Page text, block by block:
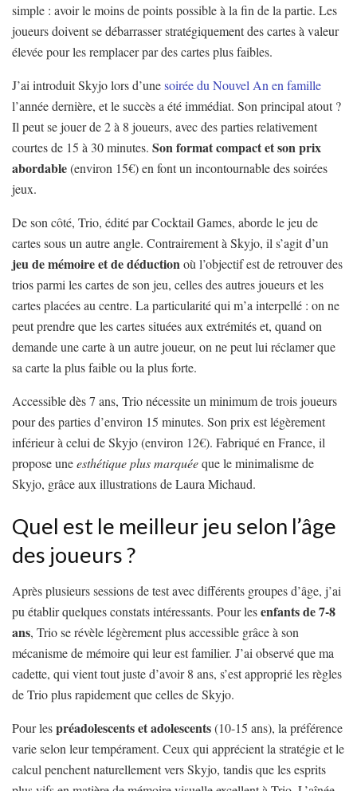
simple : avoir le moins de points possible à la fin de la partie. Les
joueurs doivent se débarrasser stratégiquement des cartes à valeur
élevée pour les remplacer par des cartes plus faibles.
J’ai introduit Skyjo lors d’unesoirée du Nouvel An en famille
l’année dernière, et le succès a été immédiat. Son principal atout ?
Il peut se jouer de 2 à 8 joueurs, avec des parties relativement
courtes de 15 à 30 minutes. Son format compact et son prix
abordable(environ 15€) en font un incontournable des soirées
jeux.
De son côté, Trio, édité par Cocktail Games, aborde le jeu de
cartes sous un autre angle. Contrairement à Skyjo, il s’agit d’un
jeu de mémoire et de déductionoù l’objectif est de retrouver des
trios parmi les cartes de son jeu, celles des autres joueurs et les
cartes placées au centre. La particularité qui m’a interpellé : on ne
peut prendre que les cartes situées aux extrémités et, quand on
demande une carte à un autre joueur, on ne peut lui réclamer que
sa carte la plus faible ou la plus forte.
Accessible dès 7 ans, Trio nécessite un minimum de trois joueurs
pour des parties d’environ 15 minutes. Son prix est légèrement
inférieur à celui de Skyjo (environ 12€). Fabriqué en France, il
propose uneesthétique plus marquéeque le minimalisme de
Skyjo, grâce aux illustrations de Laura Michaud.
Quel est le meilleur jeu selon l’âge
des joueurs ?
Après plusieurs sessions de test avec différents groupes d’âge, j’ai
pu établir quelques constats intéressants. Pour lesenfants de 7-8
ans, Trio se révèle légèrement plus accessible grâce à son
mécanisme de mémoire qui leur est familier. J’ai observé que ma
cadette, qui vient tout juste d’avoir 8 ans, s’est approprié les règles
de Trio plus rapidement que celles de Skyjo.
Pour lespréadolescents et adolescents(10-15 ans), la préférence
varie selon leur tempérament. Ceux qui apprécient la stratégie et le
calcul penchent naturellement vers Skyjo, tandis que les esprits